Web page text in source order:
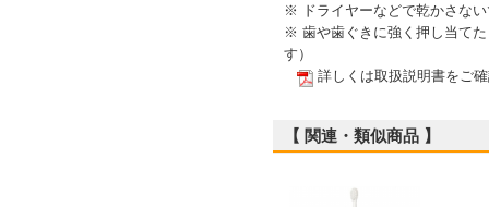
※ ドライヤーなどで乾かさな
※ 歯や歯ぐきに強く押し当て
す）
詳しくは取扱説明書をご
【 関連・類似商品 】